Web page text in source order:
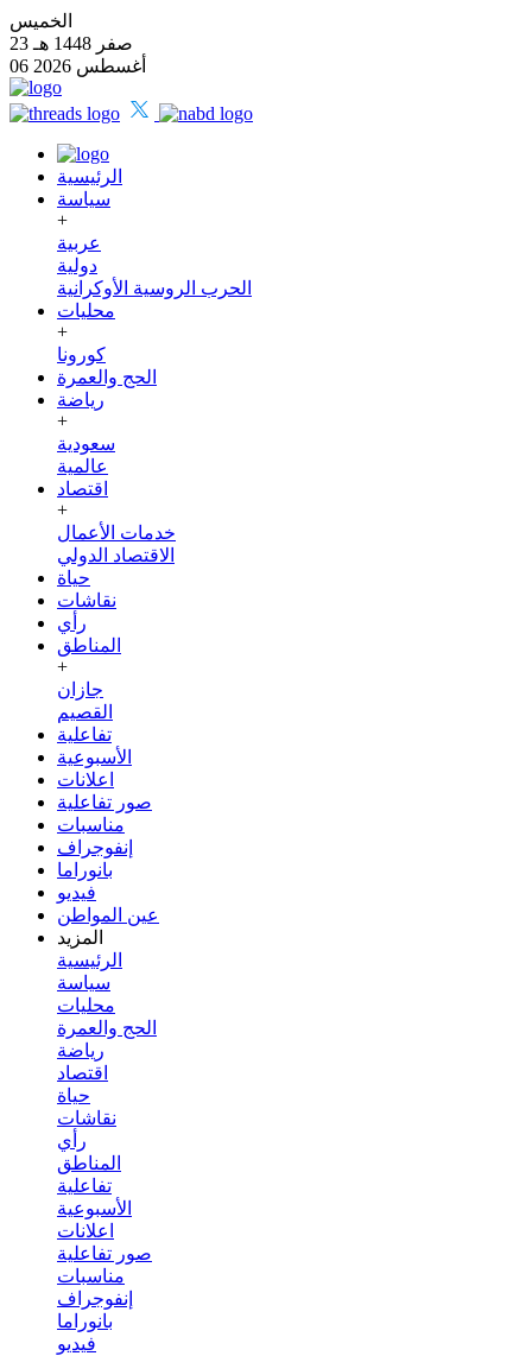
الخميس
23 صفر 1448 هـ
06 أغسطس 2026
الرئيسية
سياسة
+
عربية
دولية
الحرب الروسية الأوكرانية
محليات
+
كورونا
الحج والعمرة
رياضة
+
سعودية
عالمية
اقتصاد
+
خدمات الأعمال
الاقتصاد الدولي
حياة
نقاشات
رأي
المناطق
+
جازان
القصيم
تفاعلية
الأسبوعية
اعلانات
صور تفاعلية
مناسبات
إنفوجراف
بانوراما
فيديو
عين المواطن
المزيد
الرئيسية
سياسة
محليات
الحج والعمرة
رياضة
اقتصاد
حياة
نقاشات
رأي
المناطق
تفاعلية
الأسبوعية
اعلانات
صور تفاعلية
مناسبات
إنفوجراف
بانوراما
فيديو